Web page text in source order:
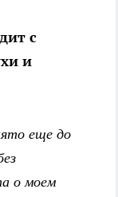
с
и
еще до
о моем